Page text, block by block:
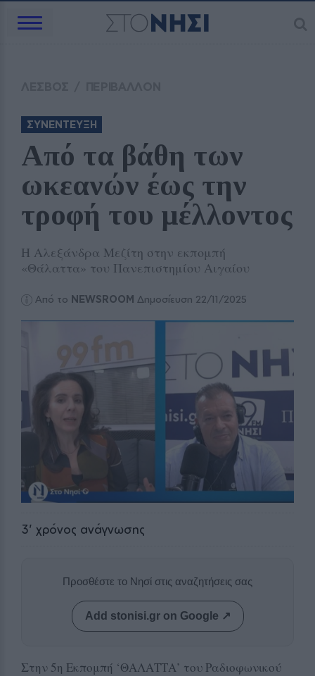
ΣΥΝΕΝΤΕΥΞΗ
Από τα βάθη των
ωκεανών έως την
τροφή του μέλλοντος
Η Αλεξάνδρα Μεζίτη στην εκπομπή
«Θάλαττα» του Πανεπιστημίου Αιγαίου
Από το NEWSROOM Δημοσίευση 22/11/2025
3' χρόνος ανάγνωσης
Προσθέστε το Νησί στις αναζητήσεις σας
Add stonisi.gr on Google ↗
Στην 5η Εκπομπή ‘ΘΑΛΑΤΤΑ’ του Ραδιοφωνικού